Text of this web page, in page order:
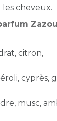
cheveux.
citron,
cyprès,
musc,